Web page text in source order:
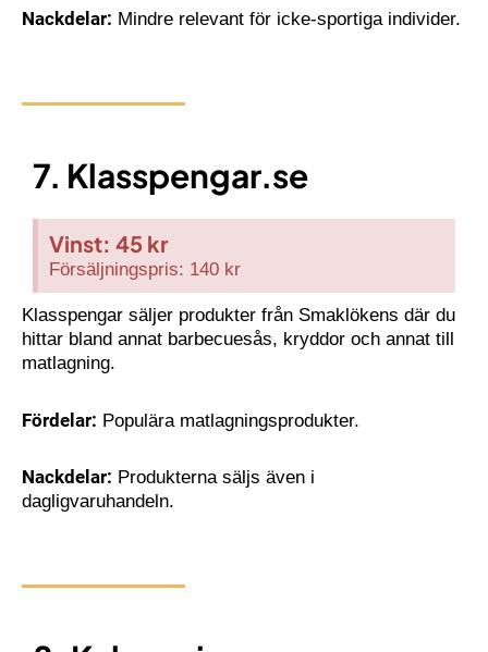
Nackdelar: Mindre relevant för icke-sportiga individer.
7. Klasspengar.se
Vinst: 45 kr
Försäljningspris: 140 kr
Klasspengar säljer produkter från Smaklökens där du
hittar bland annat barbecuesås, kryddor och annat till
matlagning.
Fördelar: Populära matlagningsprodukter.
Nackdelar: Produkterna säljs även i
dagligvaruhandeln.